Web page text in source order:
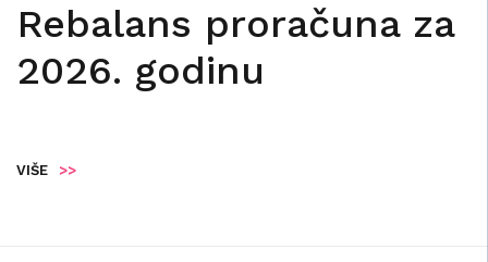
Rebalans proračuna za
2026. godinu
VIŠE >>